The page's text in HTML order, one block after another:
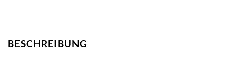
BESCHREIBUNG